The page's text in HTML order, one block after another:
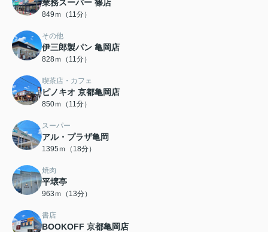
業務スーパー 篠店
849ｍ（11分）
その他
伊三郎製パン 亀岡店
828ｍ（11分）
喫茶店・カフェ
ピノキオ 京都亀岡店
850ｍ（11分）
スーパー
アル・プラザ亀岡
1395ｍ（18分）
焼肉
平壌亭
963ｍ（13分）
書店
BOOKOFF 京都亀岡店